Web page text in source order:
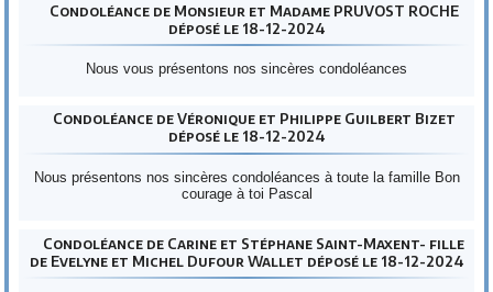
Condoléance de Monsieur et Madame PRUVOST ROCHE
déposé le 18-12-2024
Nous vous présentons nos sincères condoléances
Condoléance de Véronique et Philippe Guilbert Bizet
déposé le 18-12-2024
Nous présentons nos sincères condoléances à toute la famille Bon
courage à toi Pascal
Condoléance de Carine et Stéphane Saint-Maxent- fille
de Evelyne et Michel Dufour Wallet déposé le 18-12-2024